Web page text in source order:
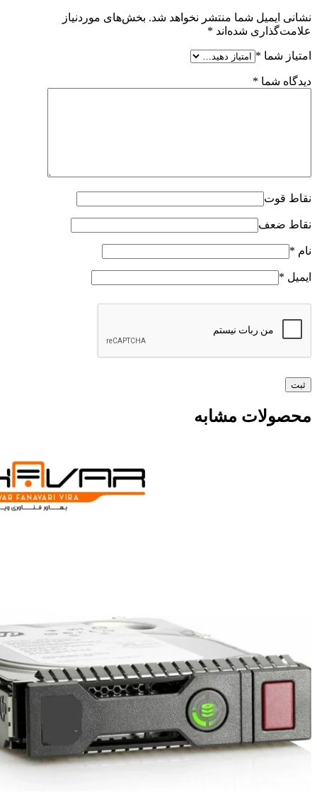
نشانی ایمیل شما منتشر نخواهد شد. بخش‌های موردنیاز
علامت‌گذاری شده‌اند *
امتیاز شما *
دیدگاه شما *
نقاط قوت
نقاط ضعف
نام *
ایمیل *
محصولات مشابه